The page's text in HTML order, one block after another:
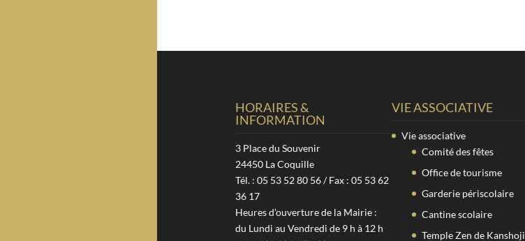
HORAIRES &
INFORMATION
3 Place du Souvenir
24450 La Coquille
Tél. : 05 53 52 80 56 / Fax : 05 53 62
36 17
Heures d’ouverture de la Mairie :
du Lundi au Vendredi de 9 h à 12 h
VIE ASSOCIATIVE
Vie associative
Comité des fêtes
Office de tourisme
Garderie périscolaire
Cantine scolaire
Temple Zen de Kanshoji